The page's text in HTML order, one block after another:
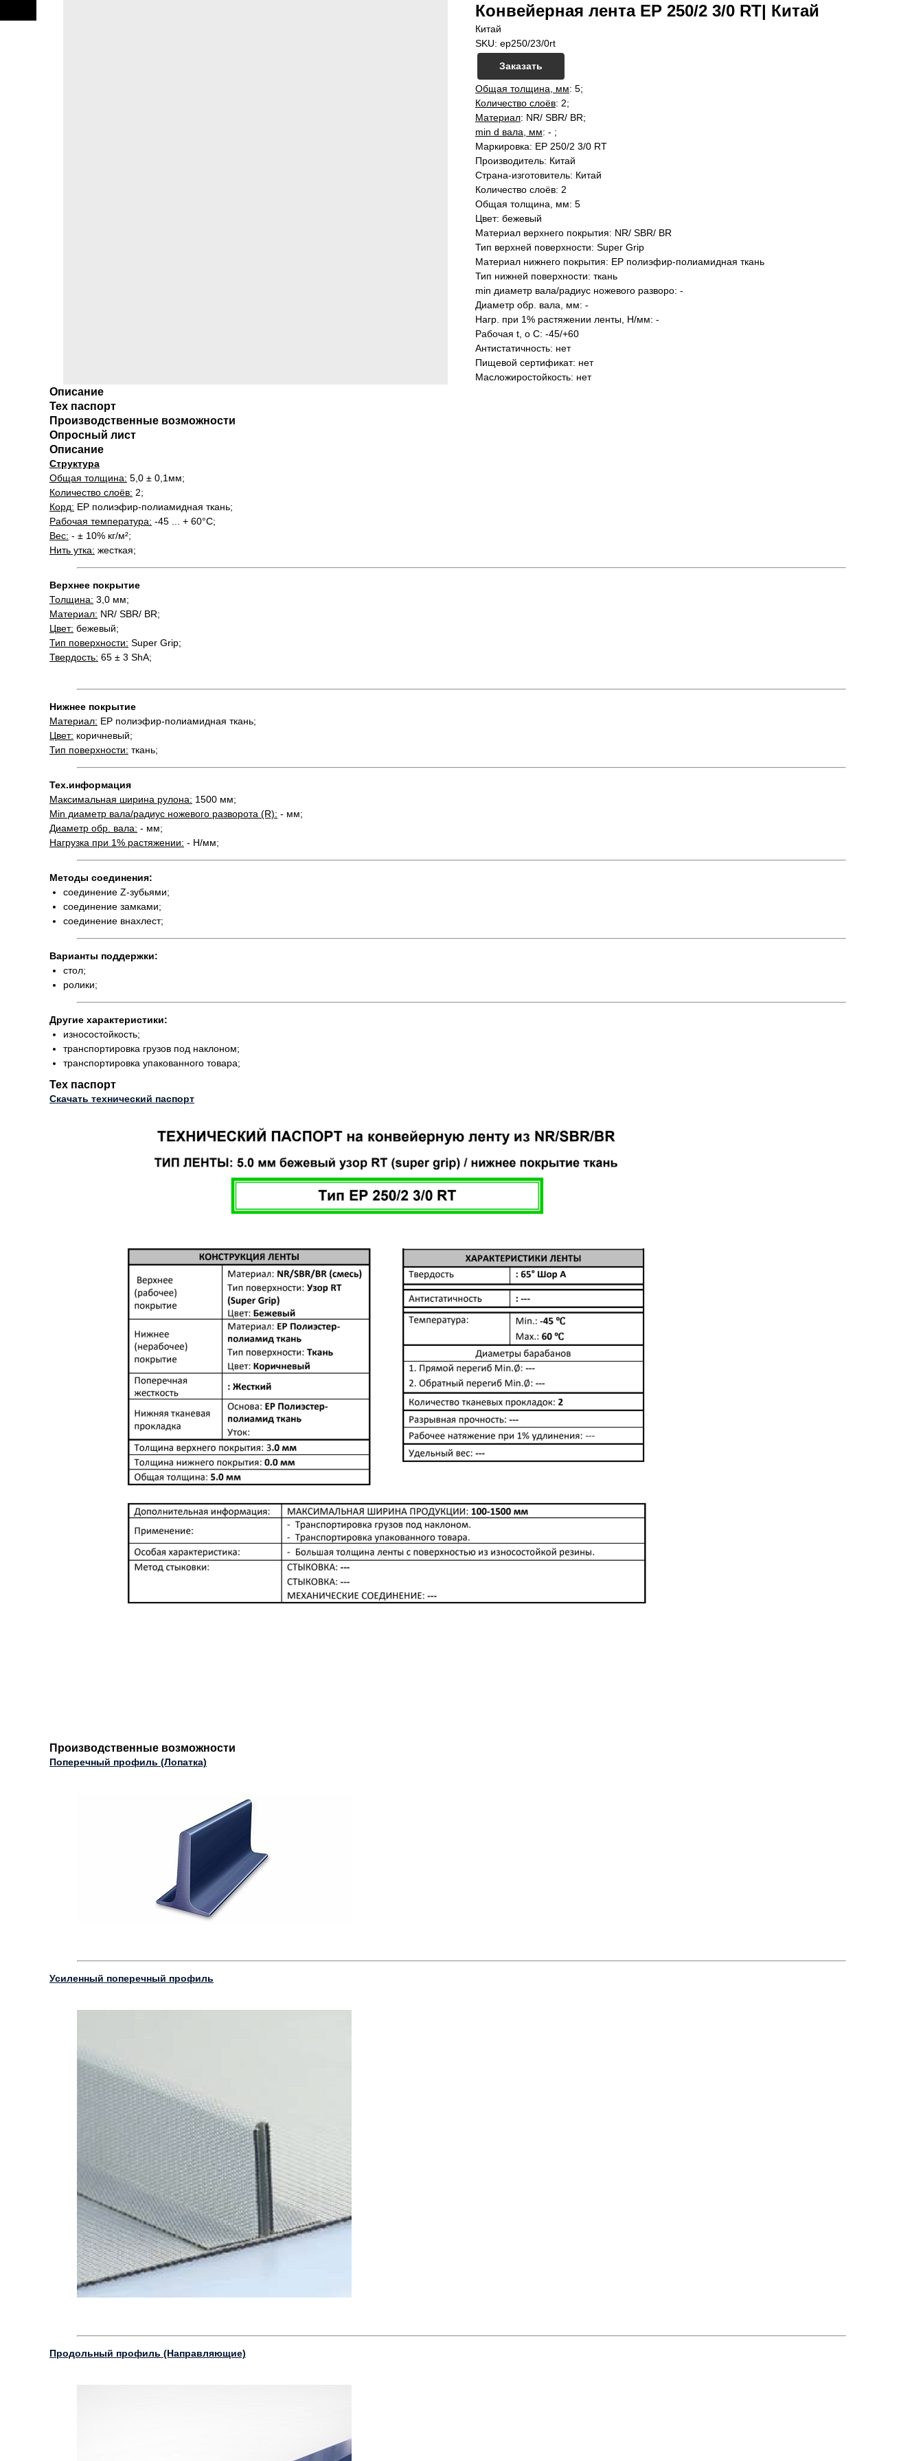
Конвейерная лента EP 250/2 3/0 RT| Китай
Китай
SKU: ep250/23/0rt
Заказать
Общая толщина, мм: 5;
Количество слоёв: 2;
Материал: NR/ SBR/ BR;
min d вала, мм: - ;
Маркировка: EP 250/2 3/0 RT
Производитель: Китай
Страна-изготовитель: Китай
Количество слоёв: 2
Общая толщина, мм: 5
Цвет: бежевый
Материал верхнего покрытия: NR/ SBR/ BR
Тип верхней поверхности: Super Grip
Материал нижнего покрытия: EP полиэфир-полиамидная ткань
Тип нижней поверхности: ткань
min диаметр вала/радиус ножевого разворо: -
Диаметр обр. вала, мм: -
Нагр. при 1% растяжении ленты, Н/мм: -
Рабочая t, о С: -45/+60
Антистатичность: нет
Пищевой сертификат: нет
Масложиростойкость: нет
Описание
Тех паспорт
Производственные возможности
Опросный лист
Описание
Структура
Общая толщина: 5,0 ± 0,1мм;
Количество слоёв: 2;
Корд: EP полиэфир-полиамидная ткань;
Рабочая температура: -45 ... + 60°С;
Вес: - ± 10% кг/м²;
Нить утка: жесткая;
Верхнее покрытие
Толщина: 3,0 мм;
Материал: NR/ SBR/ BR;
Цвет: бежевый;
Тип поверхности: Super Grip;
Твердость: 65 ± 3 ShA;
Нижнее покрытие
Материал: EP полиэфир-полиамидная ткань;
Цвет: коричневый;
Тип поверхности: ткань;
Тех.информация
Максимальная ширина рулона: 1500 мм;
Min диаметр вала/радиус ножевого разворота (R): - мм;
Диаметр обр. вала: - мм;
Нагрузка при 1% растяжении: - Н/мм;
Методы соединения:
соединение Z-зубьями;
соединение замками;
соединение внахлест;
Варианты поддержки:
стол;
ролики;
Другие характеристики:
износостойкость;
транспортировка грузов под наклоном;
транспортировка упакованного товара;
Тех паспорт
Скачать технический паспорт
Производственные возможности
Поперечный профиль (Лопатка)
Усиленный поперечный профиль
Продольный профиль (Направляющие)